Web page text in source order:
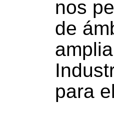
nos
de
para